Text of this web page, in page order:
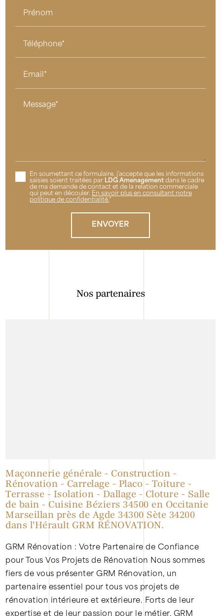
Prénom
Téléphone*
Email*
Message*
En soumettant ce formulaire, j'accepte que les informations
saisies soient traitées par LDG Amenagement dans le cadre
de ma demande de contact et de la relation commerciale
qui peut en découler. En savoir plus en consultant notre
politique de confidentialité.*
Nos partenaires
Maçonnerie générale - Construction -
Rénovation - Carrelage - Placo - Toiture -
Terrasse - Isolation - Dallage - Cloture - Salle
de bain - Cuisine Béziers 34500 en Occitanie
Marseillan près de Agde 34300 Sète 34200
dans l'Hérault GRM RÉNOVATION.
GRM Rénovation : Votre Partenaire de Confiance
pour Tous Vos Projets de Rénovation Nous sommes
fiers de vous présenter GRM Rénovation, un
partenaire essentiel pour tous vos projets de
rénovation intérieure et extérieure. Forts de leur
expertise et de leur passion pour le métier, GRM